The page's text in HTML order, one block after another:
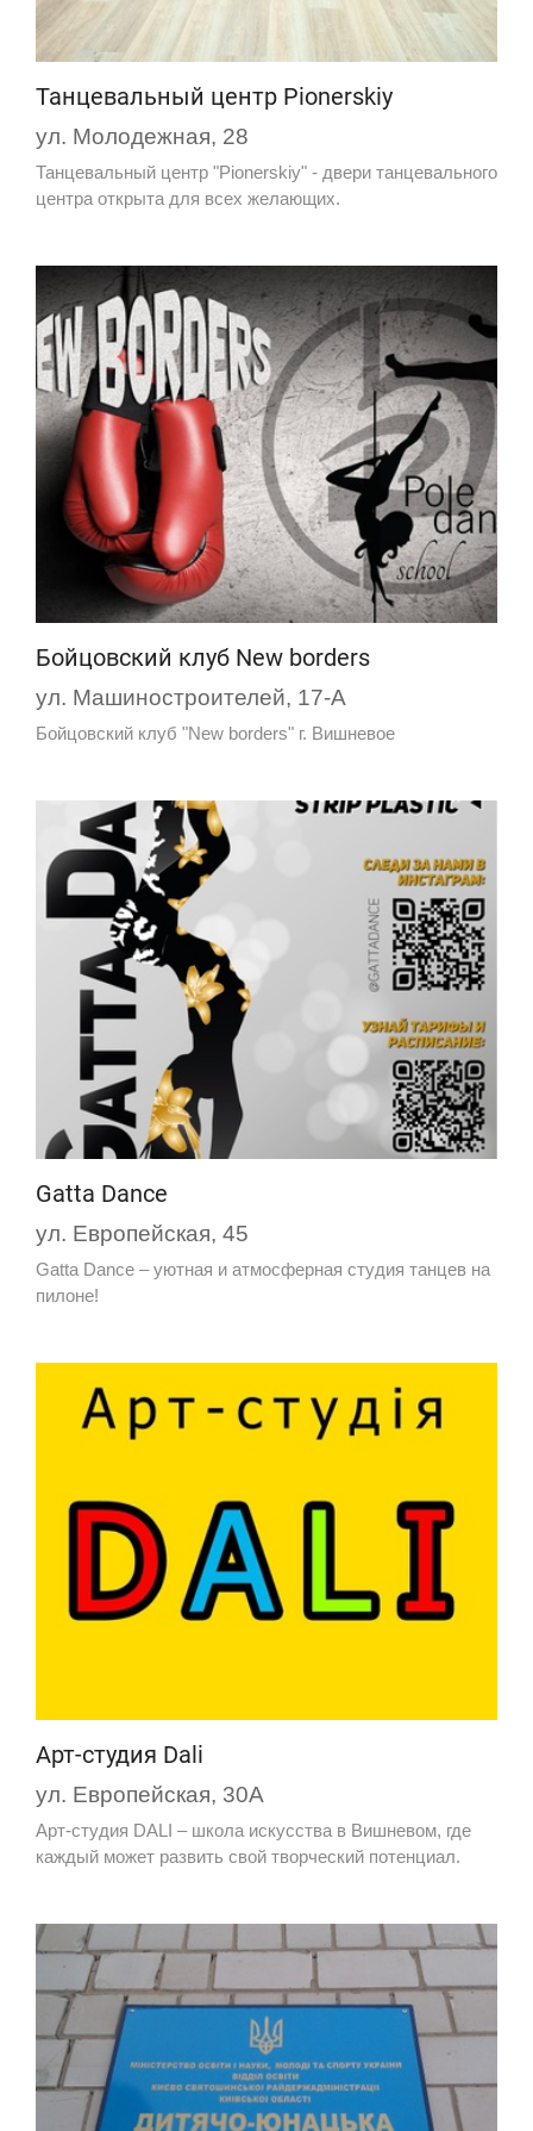
Танцевальный центр Pionerskiy
ул. Молодежная, 28
Танцевальный центр "Pionerskiy" - двери танцевального
центра открыта для всех желающих.
Бойцовский клуб New borders
ул. Машиностроителей, 17-А
Бойцовский клуб "New borders" г. Вишневое
Gatta Dance
ул. Европейская, 45
Gatta Dance – уютная и атмосферная студия танцев на
пилоне!
Арт-студия Dali
ул. Европейская, 30А
Арт-студия DALI – школа искусства в Вишневом, где
каждый может развить свой творческий потенциал.